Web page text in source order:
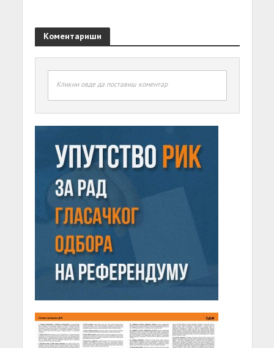
Коментариши
Кликни овде да поставиш коментар